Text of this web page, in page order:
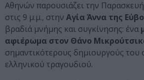
Αθηνών παρουσιάζει την
στις 9 μ.μ., στην Αγία Άννα της
βραδιά μνήμης και συγκίνησης: ένα
αφιέρωμα στον Θάνο
σημαντικότερους δημιουργούς του
ελληνικού τραγουδιού.